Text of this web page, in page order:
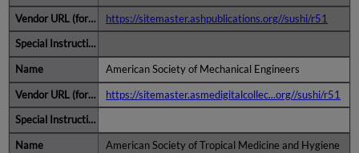
https://sitemaster.ashpublications.org//sushi/r51
American Society of Mechanical Engineers
https://sitemaster.asmedigitalcollec...org//sushi/r51
American Society of Tropical Medicine and Hygiene